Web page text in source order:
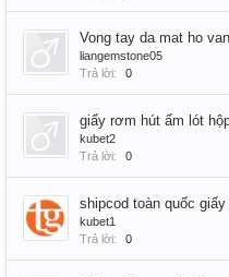
Vong tay da mat ho
liangemstone05
Trả lời:
0
giấy rơm hút ẩm lót
kubet2
Trả lời:
0
shipcod toàn quốc
kubet1
Trả lời:
0